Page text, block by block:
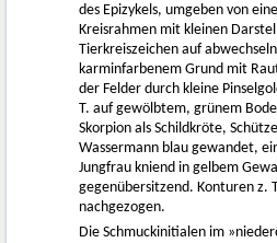
des Epizykels, umgeben von
Kreisrahmen mit kleinen
Tierkreiszeichen auf
karminfarbenem Grund mit
der Felder durch kleine
T. auf gewölbtem, grünem
Skorpion als Schildkröte,
Wassermann blau gewandet,
Jungfrau kniend in gelbem
gegenübersitzend. Konturen z.
nachgezogen.
Die Schmuckinitialen im